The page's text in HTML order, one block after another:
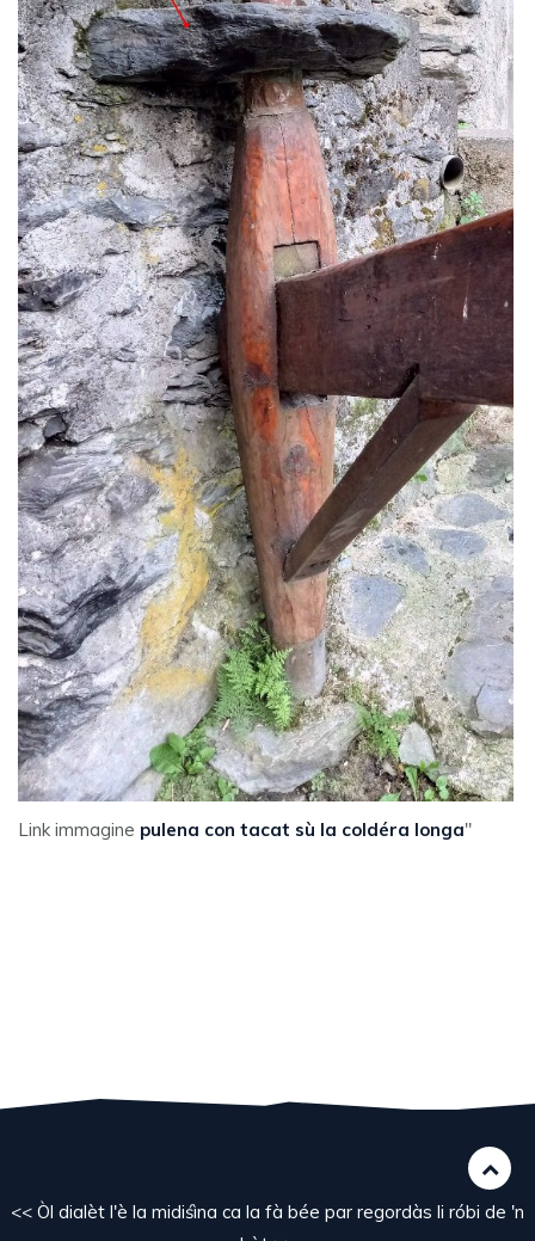
Link immagine pulena con tacat sù la coldéra longa"
<< Òl dialèt l'è la midiśìna ca la fà bée par regordàs li róbi de 'n